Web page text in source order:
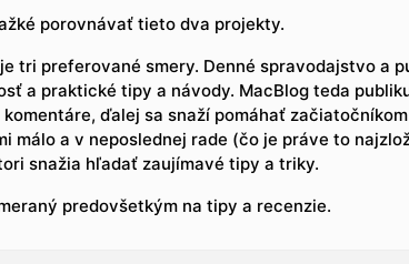
porovnávať tieto dva projekty.
tri preferované smery. Denné spravodajstvo a
a praktické tipy a návody. MacBlog teda
ďalej sa snaží pomáhať
málo a v neposlednej rade (čo je práve to
snažia hľadať zaujímavé tipy a triky.
predovšetkým na tipy a recenzie.